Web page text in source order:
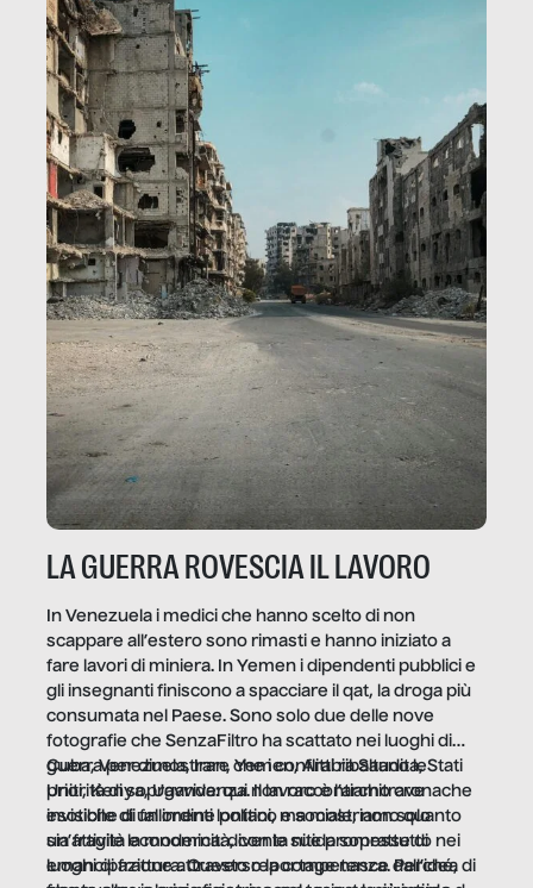
LA GUERRA ROVESCIA IL LAVORO
In Venezuela i medici che hanno scelto di non
scappare all’estero sono rimasti e hanno iniziato a
fare lavori di miniera. In Yemen i dipendenti pubblici e
gli insegnanti finiscono a spacciare il qat, la droga più
consumata nel Paese. Sono solo due delle nove
fotografie che SenzaFiltro ha scattato nei luoghi di
guerra per dimostrare che i conflitti ribaltano le
priorità di sopravvivenza. Il lavoro è l’architrave
invisibile di un ordine politico e sociale, non solo
un’attività economica: diventa nitida soprattutto nei
luoghi di frattura. Questo reportage nasce dall’idea
Cuba, Venezuela, Iran, Yemen, Arabia Saudita, Stati
Uniti, Kenya, Uganda: qui non raccontiamo cronache
esotiche di fallimenti lontani, ma mostriamo quanto
sia fragile la modernità, con le sue promesse di
emancipazione attraverso la competenza. Perché, di